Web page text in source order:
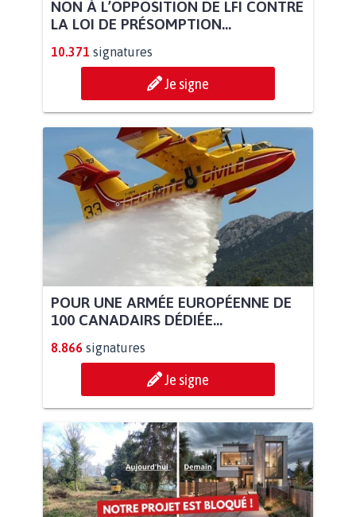
NON À L’OPPOSITION DE LFI CONTRE
LA LOI DE PRÉSOMPTION...
10.371 signatures
Je signe
POUR UNE ARMÉE EUROPÉENNE DE
100 CANADAIRS DÉDIÉE...
8.866 signatures
Je signe